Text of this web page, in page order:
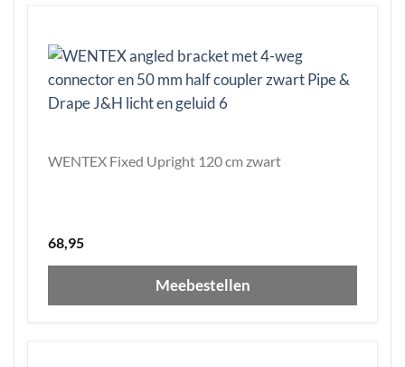
WENTEX Fixed Upright 120 cm zwart
68,95
Meebestellen